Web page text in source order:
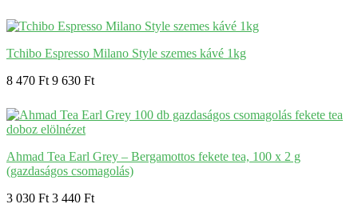
Tchibo Espresso Milano Style szemes kávé 1kg
8 470 Ft 9 630 Ft
Ahmad Tea Earl Grey – Bergamottos fekete tea, 100 x 2 g
(gazdaságos csomagolás)
3 030 Ft 3 440 Ft